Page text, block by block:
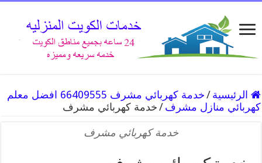
الرئيسية /
خدمة كهربائي مشرف 66409555 افضل معلم
كهربائي منازل مشرف /خدمة كهربائي مشرف
خدمة كهربائي مشرف